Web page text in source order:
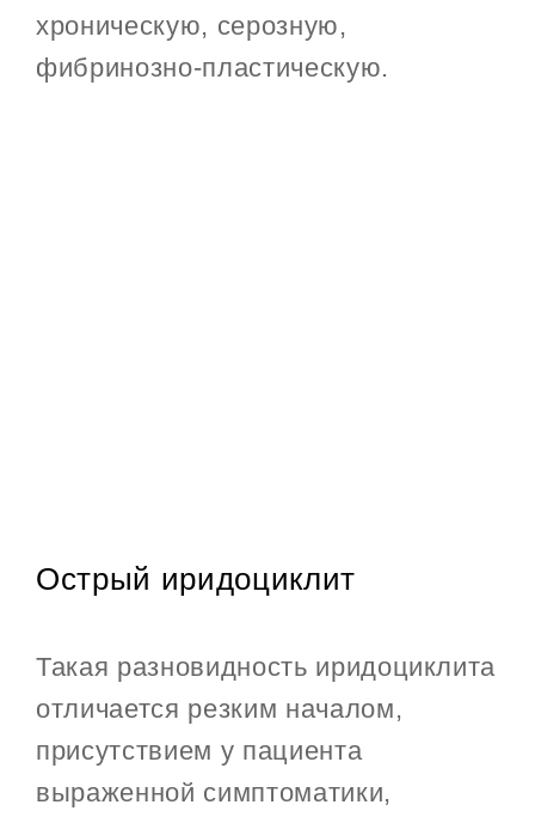
хроническую, серозную,
фибринозно-пластическую.
Острый иридоциклит
Такая разновидность иридоциклита
отличается резким началом,
присутствием у пациента
выраженной симптоматики,